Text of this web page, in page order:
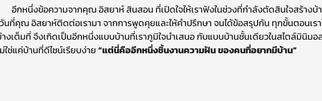
อีกหนึ่งข้อความจากคุณ อิสยาห์ สินสอน ที่เปิดใจให้เราฟังในช่วงที่กำลังตัดสินใจสร้างบ้
นที่คุณ อิสยาห์ติดต่อเรามา จากการพูดคุยและให้คำปรึกษา จนได้ข้อสรุปกัน ทุกขั้นตอนเรา
งเต็มที่ จึงเกิดเป็นอีกหนึ่งแบบบ้านที่เราภูมิใจนำเสนอ กับแบบบ้านชั้นเดียวในสไตล์มินิมอ
ใช่แค่บ้านที่ดีไซน์เรียบง่าย “แต่นี่คืออีกหนึ่งชิ้นงานความฝัน ของคนที่อยากมีบ้าน”